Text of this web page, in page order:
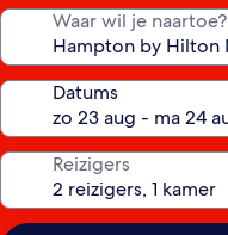
Waar wil je naartoe?
Datums
Reizigers